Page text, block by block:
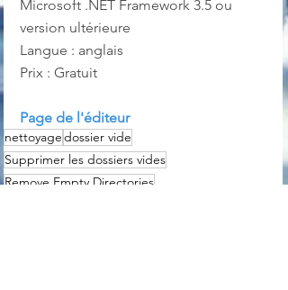
Microsoft .NET Framework 3.5 ou
version ultérieure
Langue : anglais
Prix : Gratuit
Page de l'éditeur
nettoyagedossier vide
Supprimer les dossiers vides
Remove Empty Directories